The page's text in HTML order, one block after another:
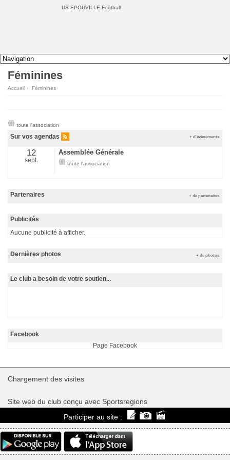
Féminines
Accueil › Féminines
toute l'association
Sur vos agendas
12
sept.
Assemblée Générale
toute l'association
+ d'évènements
Partenaires + de partenaires
Publicités
Aucune publicité à afficher.
Dernières photos + de photos
Le club a besoin de votre soutien...
Facebook
Page Facebook
US EPOUVILLE Football
Chargement des visites
Site web du club conçu avec Sportsregions
Participer au site :